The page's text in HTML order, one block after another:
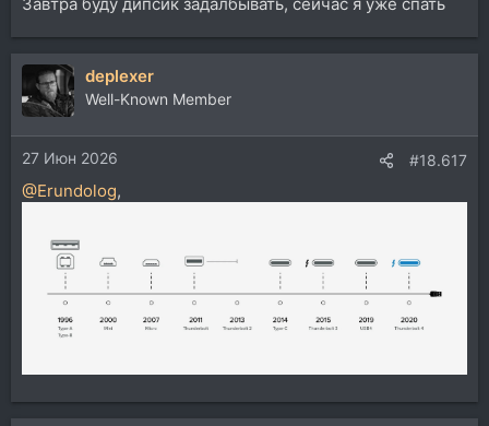
deplexer
Well-Known Member
27 Июн 2026 #18.617
@Erundolog,